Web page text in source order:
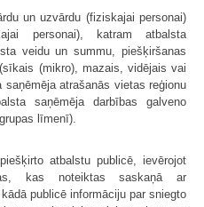
un uzvārdu (fiziskajai personai)
personai), katram atbalsta
veidu un summu, piešķiršanas
(mikro), mazais, vidējais vai
saņēmēja atrašanās vietas reģionu
saņēmēja darbības galveno
līmenī).
atbalstu publicē, ievērojot
kas noteiktas saskaņā ar
publicē informāciju par sniegto